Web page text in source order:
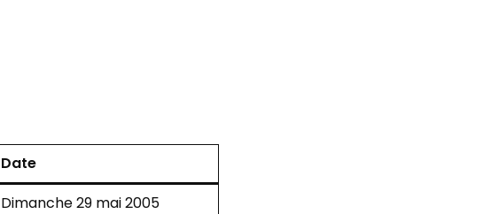
Date
Dimanche 29 mai 2005